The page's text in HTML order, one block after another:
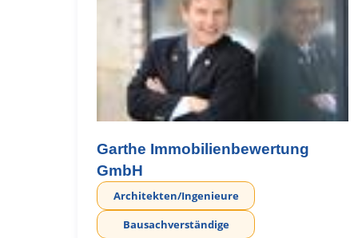
Garthe Immobilienbewertung
GmbH
Architekten/Ingenieure
Bausachverständige